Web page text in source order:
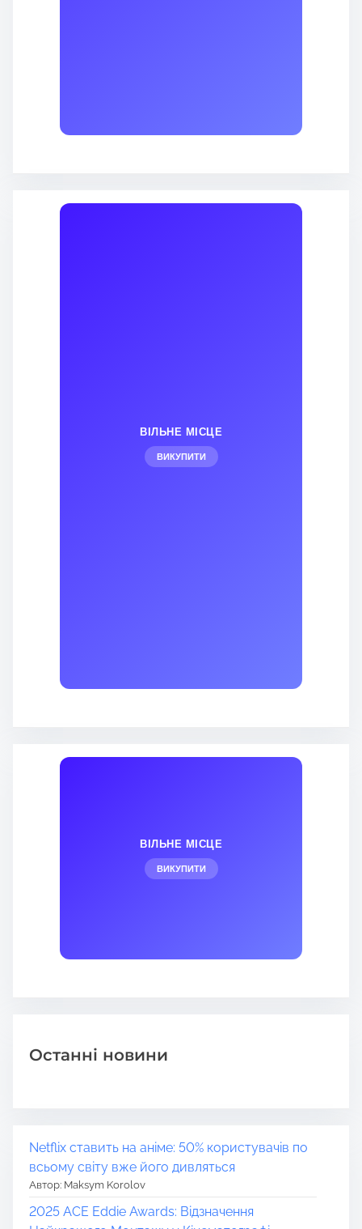
ВІЛЬНЕ МІСЦЕ
ВИКУПИТИ
ВІЛЬНЕ МІСЦЕ
ВИКУПИТИ
Останні новини
Netflix ставить на аніме: 50% користувачів по
всьому світу вже його дивляться
Автор: Maksym Korolov
2025 ACE Eddie Awards: Відзначення